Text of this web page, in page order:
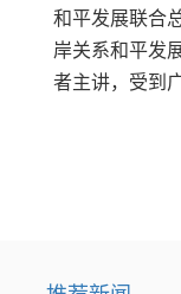
和平发展联合
岸关系和平发
者主讲，受到